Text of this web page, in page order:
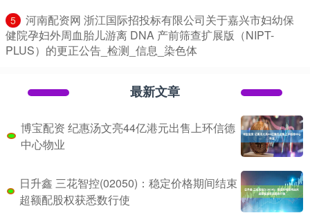
5
​河南配资网 浙江国际招投标有限公司关于嘉兴市妇幼保
健院孕妇外周血胎儿游离 DNA 产前筛查扩展版（NIPT-
PLUS）的更正公告_检测_信息_染色体
最新文章
博宝配资 纪惠汤文亮44亿港元出售上环信德
中心物业
日升鑫 三花智控(02050)：稳定价格期间结束
超额配股权获悉数行使